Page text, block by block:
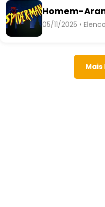
Homem-
05/11/2025 •
Mais